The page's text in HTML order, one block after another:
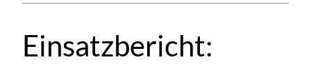
Einsatzbericht: